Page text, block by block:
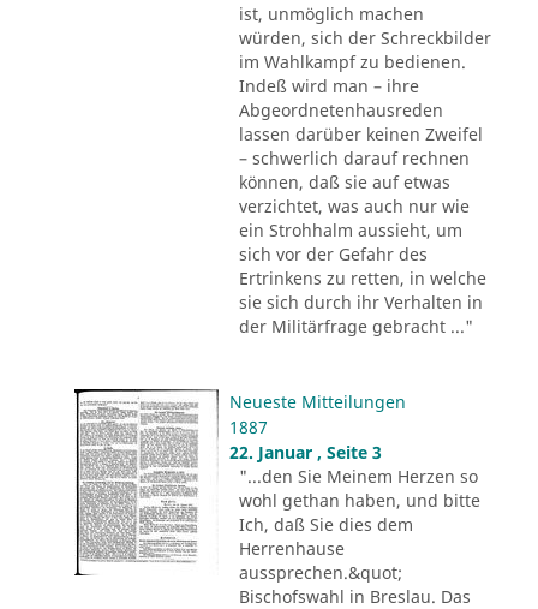
ist, unmöglich machen
würden, sich der Schreckbilder
im Wahlkampf zu bedienen.
Indeß wird man – ihre
Abgeordnetenhausreden
lassen darüber keinen Zweifel
– schwerlich darauf rechnen
können, daß sie auf etwas
verzichtet, was auch nur wie
ein Strohhalm aussieht, um
sich vor der Gefahr des
Ertrinkens zu retten, in welche
sie sich durch ihr Verhalten in
der Militärfrage gebracht ..."
Neueste Mitteilungen
1887
22. Januar , Seite 3
"...den Sie Meinem Herzen so
wohl gethan haben, und bitte
Ich, daß Sie dies dem
Herrenhause
aussprechen.&quot;
Bischofswahl in Breslau. Das